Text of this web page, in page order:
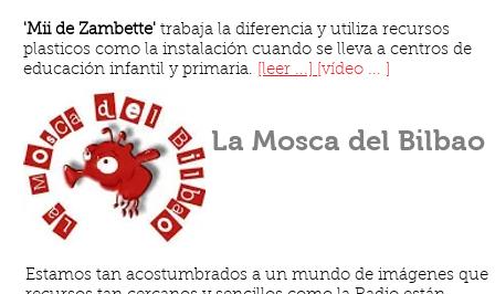
'Mii de Zambette' trabaja la diferencia y utiliza recursos
plasticos como la instalación cuando se lleva a centros de
educación infantil y primaria.
[leer ...] [ vídeo ...
La Mosca del Bilbao
Estamos tan acostumbrados a un mundo de imágenes que